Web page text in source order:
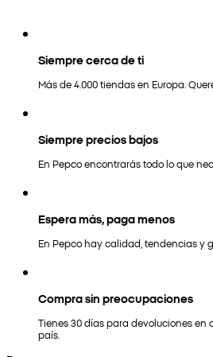
Siempre cerca de ti
Más de 4.000 tiendas en Europa.
Siempre precios bajos
En Pepco encontrarás todo lo que
Espera más, paga menos
En Pepco hay calidad, tendencias y
Compra sin preocupaciones
Tienes 30 días para devoluciones en
país.